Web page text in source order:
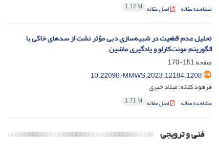
مشاهده مقاله اصل مقاله 1.12 M
تحلیل عدم قطعیت در شبیه‌سازی دبی مؤثر نشت از سدهای خاکی با
الگوریتم مونت‌کارلو و یادگیری ماشین
صفحه151-170
10.22098/MMWS.2023.12184.1208
فرهود کلاته؛ میلاد خیری
مشاهده مقاله اصل مقاله 1.71 M
فنی و ترویجی